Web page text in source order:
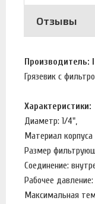
Отзывы
Производитель:
Грязевик с
Характеристики:
Диаметр: 1/4",
Материал
Размер
Соединение:
Рабочее давление:
Максимальная